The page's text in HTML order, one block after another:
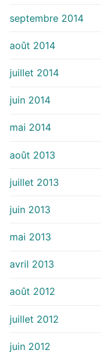
septembre 2014
août 2014
juillet 2014
juin 2014
mai 2014
août 2013
juillet 2013
juin 2013
mai 2013
avril 2013
août 2012
juillet 2012
juin 2012